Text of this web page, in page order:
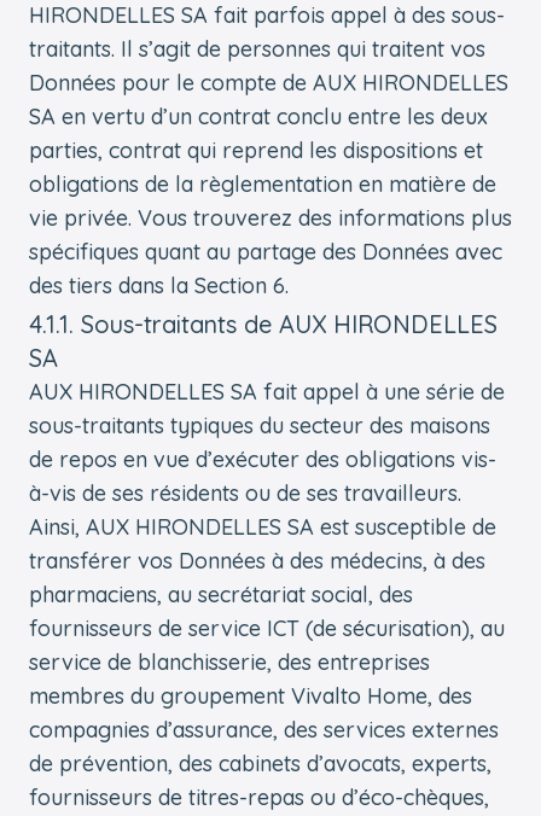
HIRONDELLES SA fait parfois appel à des sous-
traitants. Il s’agit de personnes qui traitent vos
Données pour le compte de AUX HIRONDELLES
SA en vertu d’un contrat conclu entre les deux
parties, contrat qui reprend les dispositions et
obligations de la règlementation en matière de
vie privée. Vous trouverez des informations plus
spécifiques quant au partage des Données avec
des tiers dans la Section 6.
4.1.1. Sous-traitants de AUX HIRONDELLES
SA
AUX HIRONDELLES SA fait appel à une série de
sous-traitants typiques du secteur des maisons
de repos en vue d’exécuter des obligations vis-
à-vis de ses résidents ou de ses travailleurs.
Ainsi, AUX HIRONDELLES SA est susceptible de
transférer vos Données à des médecins, à des
pharmaciens, au secrétariat social, des
fournisseurs de service ICT (de sécurisation), au
service de blanchisserie, des entreprises
membres du groupement Vivalto Home, des
compagnies d’assurance, des services externes
de prévention, des cabinets d’avocats, experts,
fournisseurs de titres-repas ou d’éco-chèques,